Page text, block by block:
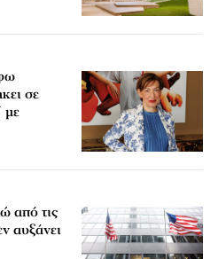
σε
με
από τις
αυξάνει